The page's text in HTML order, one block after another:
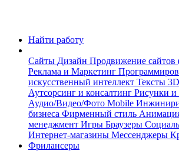
Найти работу
Сайты Дизайн Продвижение сайтов
Реклама и Маркетинг
искусственный интеллект Тексты
Аутсорсинг и консалтинг Рисунки и
Аудио/Видео/Фото Mobile
бизнеса Фирменный стиль
менеджмент Игры Браузеры
Интернет-магазины Мессенджеры
Фрилансеры